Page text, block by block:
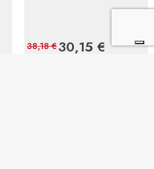
Prezzo
30,15 € Prezzo
38,18 €